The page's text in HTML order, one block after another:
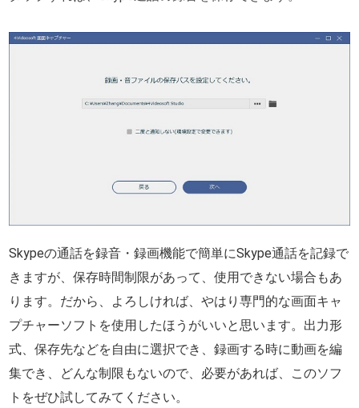
Skypeの通話を録音・録画機能で簡単にSkype通話を記録で
きますが、保存時間制限があって、使用できない場合もあ
ります。だから、よろしければ、やはり専門的な画面キャ
プチャーソフトを使用したほうがいいと思います。出力形
式、保存先などを自由に選択でき、録画する時に動画を編
集でき、どんな制限もないので、必要があれば、このソフ
トをぜひ試してみてください。